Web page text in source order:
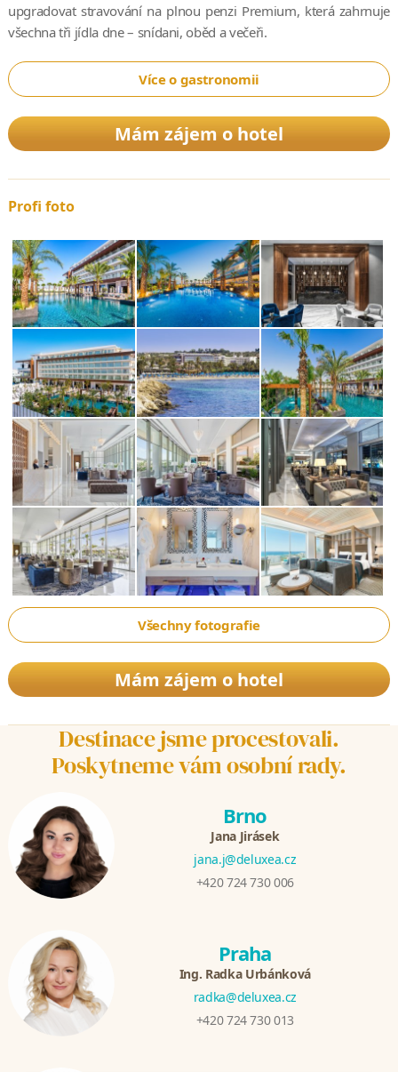
upgradovat stravování na plnou penzi Premium, která zahrnuje
všechna tři jídla dne – snídani, oběd a večeři.
Více o gastronomii
Mám zájem o hotel
Profi foto
Všechny fotografie
Mám zájem o hotel
Destinace jsme procestovali.
Poskytneme vám osobní rady.
Brno
Jana Jirásek
jana.j@deluxea.cz
+420 724 730 006
Praha
Ing. Radka Urbánková
radka@deluxea.cz
+420 724 730 013